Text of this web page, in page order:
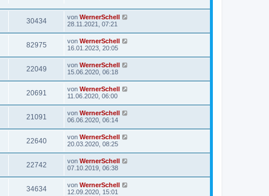
30434 von WernerSchell
28.11.2021, 07:21
82975 von WernerSchell
16.01.2023, 20:05
22049 von WernerSchell
15.06.2020, 06:18
20691 von WernerSchell
11.06.2020, 06:00
21091 von WernerSchell
06.06.2020, 06:14
22640 von WernerSchell
20.03.2020, 08:25
22742 von WernerSchell
07.10.2019, 06:38
34634 von WernerSchell
12.09.2020, 15:01